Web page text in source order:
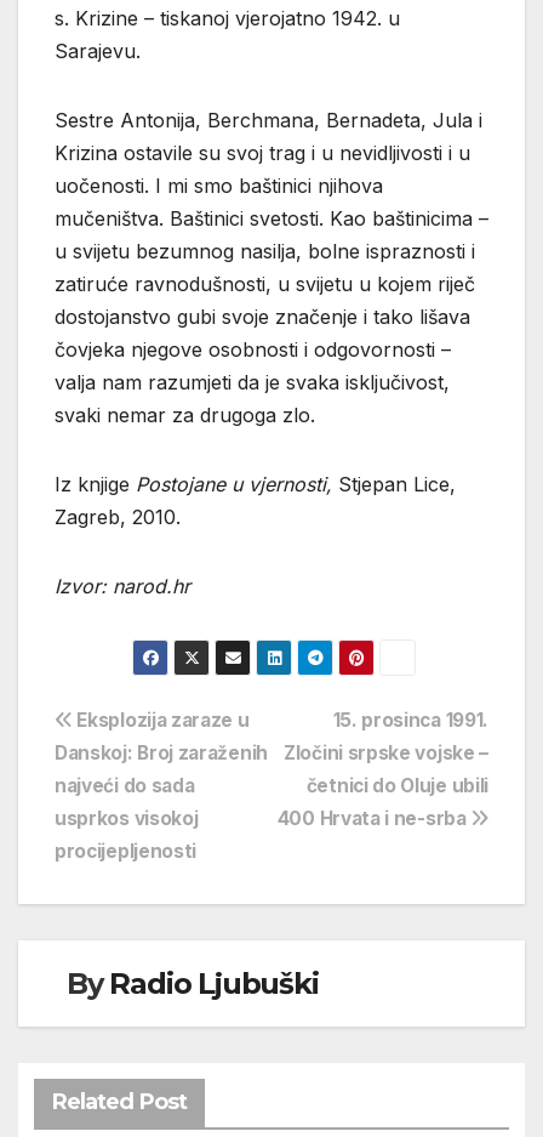
s. Krizine – tiskanoj vjerojatno 1942. u
Sarajevu.
Sestre Antonija, Berchmana, Bernadeta, Jula i
Krizina ostavile su svoj trag i u nevidljivosti i u
uočenosti. I mi smo baštinici njihova
mučeništva. Baštinici svetosti. Kao baštinicima –
u svijetu bezumnog nasilja, bolne ispraznosti i
zatiruće ravnodušnosti, u svijetu u kojem riječ
dostojanstvo gubi svoje značenje i tako lišava
čovjeka njegove osobnosti i odgovornosti –
valja nam razumjeti da je svaka isključivost,
svaki nemar za drugoga zlo.
Iz knjige Postojane u vjernosti, Stjepan Lice,
Zagreb, 2010.
Izvor: narod.hr
Navigacija
objava
15. prosinca 1991.
Zločini srpske vojske –
četnici do Oluje ubili
400 Hrvata i ne-srba
Eksplozija zaraze u
Danskoj: Broj zaraženih
najveći do sada
usprkos visokoj
procijepljenosti
ByRadio Ljubuški
Related Post